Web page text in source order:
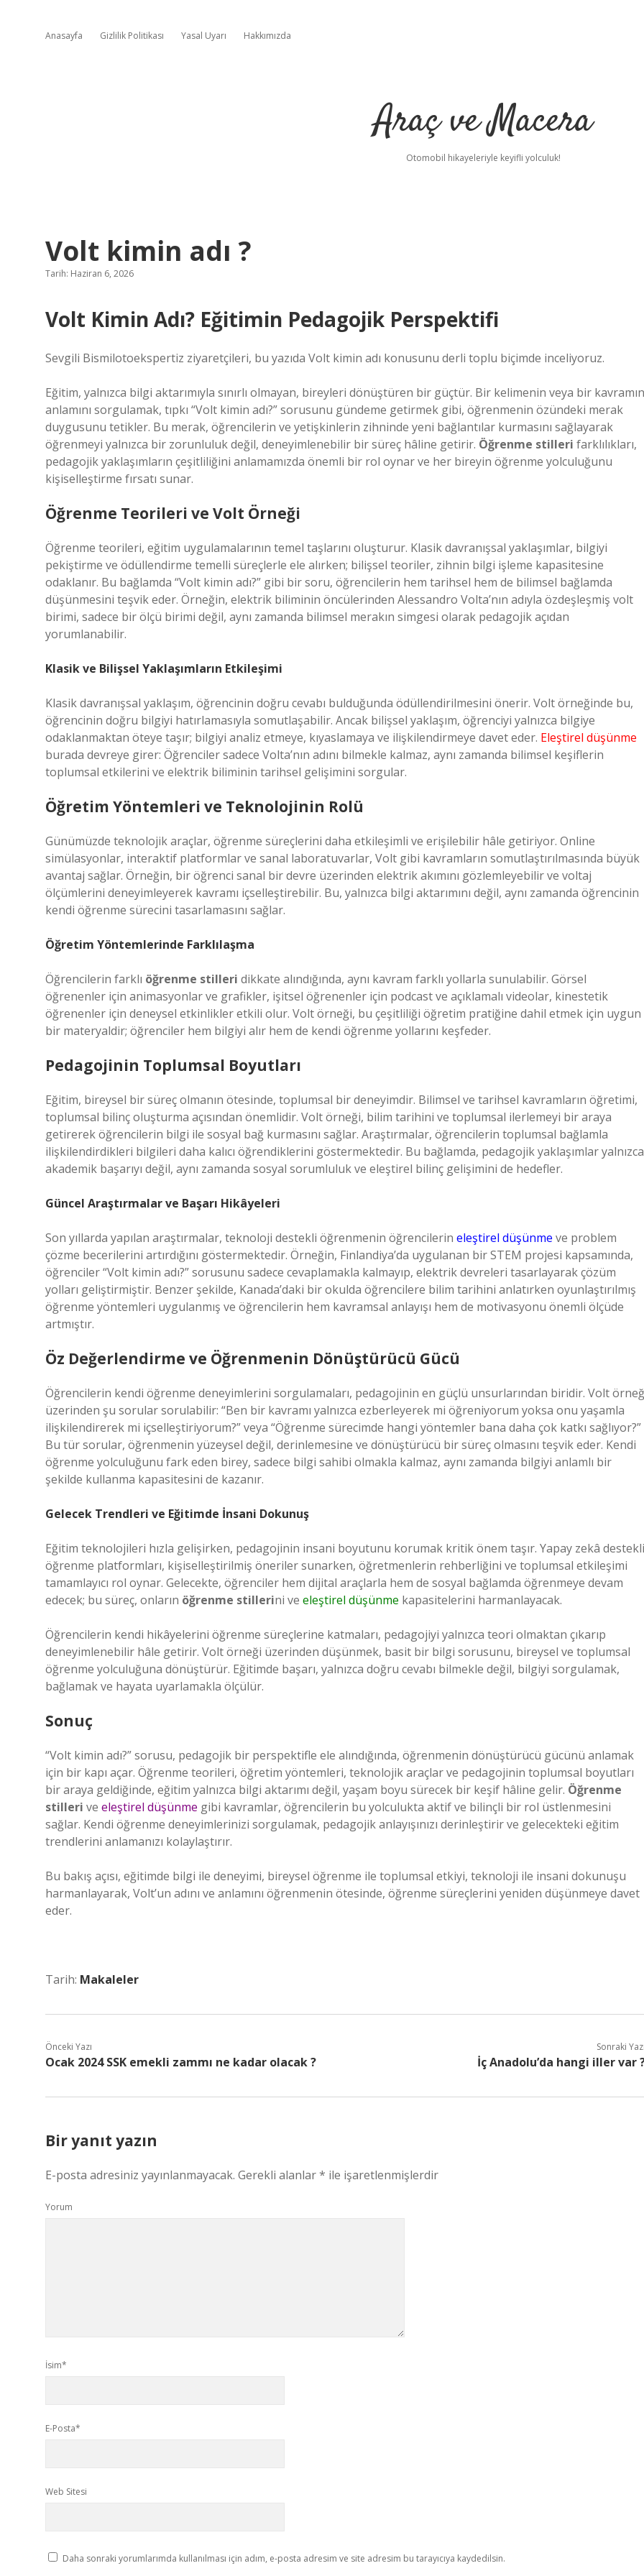
Anasayfa Gizlilik Politikası Yasal Uyarı Hakkımızda
Araç ve Macera
Otomobil hikayeleriyle keyifli yolculuk!
Volt kimin adı ?
Tarih: Haziran 6, 2026
Volt Kimin Adı? Eğitimin Pedagojik Perspektifi
Sevgili Bismilotoekspertiz ziyaretçileri, bu yazıda Volt kimin adı konusunu derli toplu biçimde inceliyoruz.
Eğitim, yalnızca bilgi aktarımıyla sınırlı olmayan, bireyleri dönüştüren bir güçtür. Bir kelimenin veya bir kavramın
anlamını sorgulamak, tıpkı “Volt kimin adı?” sorusunu gündeme getirmek gibi, öğrenmenin özündeki merak
duygusunu tetikler. Bu merak, öğrencilerin ve yetişkinlerin zihninde yeni bağlantılar kurmasını sağlayarak
öğrenmeyi yalnızca bir zorunluluk değil, deneyimlenebilir bir süreç hâline getirir. Öğrenme stilleri farklılıkları,
pedagojik yaklaşımların çeşitliliğini anlamamızda önemli bir rol oynar ve her bireyin öğrenme yolculuğunu
kişiselleştirme fırsatı sunar.
Öğrenme Teorileri ve Volt Örneği
Öğrenme teorileri, eğitim uygulamalarının temel taşlarını oluşturur. Klasik davranışsal yaklaşımlar, bilgiyi
pekiştirme ve ödüllendirme temelli süreçlerle ele alırken; bilişsel teoriler, zihnin bilgi işleme kapasitesine
odaklanır. Bu bağlamda “Volt kimin adı?” gibi bir soru, öğrencilerin hem tarihsel hem de bilimsel bağlamda
düşünmesini teşvik eder. Örneğin, elektrik biliminin öncülerinden Alessandro Volta’nın adıyla özdeşleşmiş volt
birimi, sadece bir ölçü birimi değil, aynı zamanda bilimsel merakın simgesi olarak pedagojik açıdan
yorumlanabilir.
Klasik ve Bilişsel Yaklaşımların Etkileşimi
Klasik davranışsal yaklaşım, öğrencinin doğru cevabı bulduğunda ödüllendirilmesini önerir. Volt örneğinde bu,
öğrencinin doğru bilgiyi hatırlamasıyla somutlaşabilir. Ancak bilişsel yaklaşım, öğrenciyi yalnızca bilgiye
odaklanmaktan öteye taşır; bilgiyi analiz etmeye, kıyaslamaya ve ilişkilendirmeye davet eder. Eleştirel düşünme
burada devreye girer: Öğrenciler sadece Volta’nın adını bilmekle kalmaz, aynı zamanda bilimsel keşiflerin
toplumsal etkilerini ve elektrik biliminin tarihsel gelişimini sorgular.
Öğretim Yöntemleri ve Teknolojinin Rolü
Günümüzde teknolojik araçlar, öğrenme süreçlerini daha etkileşimli ve erişilebilir hâle getiriyor. Online
simülasyonlar, interaktif platformlar ve sanal laboratuvarlar, Volt gibi kavramların somutlaştırılmasında büyük
avantaj sağlar. Örneğin, bir öğrenci sanal bir devre üzerinden elektrik akımını gözlemleyebilir ve voltaj
ölçümlerini deneyimleyerek kavramı içselleştirebilir. Bu, yalnızca bilgi aktarımını değil, aynı zamanda öğrencinin
kendi öğrenme sürecini tasarlamasını sağlar.
Öğretim Yöntemlerinde Farklılaşma
Öğrencilerin farklı öğrenme stilleri dikkate alındığında, aynı kavram farklı yollarla sunulabilir. Görsel
öğrenenler için animasyonlar ve grafikler, işitsel öğrenenler için podcast ve açıklamalı videolar, kinestetik
öğrenenler için deneysel etkinlikler etkili olur. Volt örneği, bu çeşitliliği öğretim pratiğine dahil etmek için uygun
bir materyaldir; öğrenciler hem bilgiyi alır hem de kendi öğrenme yollarını keşfeder.
Pedagojinin Toplumsal Boyutları
Eğitim, bireysel bir süreç olmanın ötesinde, toplumsal bir deneyimdir. Bilimsel ve tarihsel kavramların öğretimi,
toplumsal bilinç oluşturma açısından önemlidir. Volt örneği, bilim tarihini ve toplumsal ilerlemeyi bir araya
getirerek öğrencilerin bilgi ile sosyal bağ kurmasını sağlar. Araştırmalar, öğrencilerin toplumsal bağlamla
ilişkilendirdikleri bilgileri daha kalıcı öğrendiklerini göstermektedir. Bu bağlamda, pedagojik yaklaşımlar yalnızca
akademik başarıyı değil, aynı zamanda sosyal sorumluluk ve eleştirel bilinç gelişimini de hedefler.
Güncel Araştırmalar ve Başarı Hikâyeleri
Son yıllarda yapılan araştırmalar, teknoloji destekli öğrenmenin öğrencilerin eleştirel düşünme ve problem
çözme becerilerini artırdığını göstermektedir. Örneğin, Finlandiya’da uygulanan bir STEM projesi kapsamında,
öğrenciler “Volt kimin adı?” sorusunu sadece cevaplamakla kalmayıp, elektrik devreleri tasarlayarak çözüm
yolları geliştirmiştir. Benzer şekilde, Kanada’daki bir okulda öğrencilere bilim tarihini anlatırken oyunlaştırılmış
öğrenme yöntemleri uygulanmış ve öğrencilerin hem kavramsal anlayışı hem de motivasyonu önemli ölçüde
artmıştır.
Öz Değerlendirme ve Öğrenmenin Dönüştürücü Gücü
Öğrencilerin kendi öğrenme deneyimlerini sorgulamaları, pedagojinin en güçlü unsurlarından biridir. Volt
üzerinden şu sorular sorulabilir: “Ben bir kavramı yalnızca ezberleyerek mi öğreniyorum yoksa onu yaşamla
ilişkilendirerek mi içselleştiriyorum?” veya “Öğrenme sürecimde hangi yöntemler bana daha çok katkı sağlıyor?”
Bu tür sorular, öğrenmenin yüzeysel değil, derinlemesine ve dönüştürücü bir süreç olmasını teşvik eder. Kendi
öğrenme yolculuğunu fark eden birey, sadece bilgi sahibi olmakla kalmaz, aynı zamanda bilgiyi anlamlı bir
şekilde kullanma kapasitesini de kazanır.
Gelecek Trendleri ve Eğitimde İnsani Dokunuş
Eğitim teknolojileri hızla gelişirken, pedagojinin insani boyutunu korumak kritik önem taşır. Yapay zekâ destekli
öğrenme platformları, kişiselleştirilmiş öneriler sunarken, öğretmenlerin rehberliğini ve toplumsal etkileşimi
tamamlayıcı rol oynar. Gelecekte, öğrenciler hem dijital araçlarla hem de sosyal bağlamda öğrenmeye devam
edecek; bu süreç, onların öğrenme stillerini ve eleştirel düşünme kapasitelerini harmanlayacak.
Öğrencilerin kendi hikâyelerini öğrenme süreçlerine katmaları, pedagojiyi yalnızca teori olmaktan çıkarıp
deneyimlenebilir hâle getirir. Volt örneği üzerinden düşünmek, basit bir bilgi sorusunu, bireysel ve toplumsal
öğrenme yolculuğuna dönüştürür. Eğitimde başarı, yalnızca doğru cevabı bilmekle değil, bilgiyi sorgulamak,
bağlamak ve hayata uyarlamakla ölçülür.
Sonuç
“Volt kimin adı?” sorusu, pedagojik bir perspektifle ele alındığında, öğrenmenin dönüştürücü gücünü anlamak
için bir kapı açar. Öğrenme teorileri, öğretim yöntemleri, teknolojik araçlar ve pedagojinin toplumsal boyutları
bir araya geldiğinde, eğitim yalnızca bilgi aktarımı değil, yaşam boyu sürecek bir keşif hâline gelir. Öğrenme
stilleri ve eleştirel düşünme gibi kavramlar, öğrencilerin bu yolculukta aktif ve bilinçli bir rol üstlenmesini
sağlar. Kendi öğrenme deneyimlerinizi sorgulamak, pedagojik anlayışınızı derinleştirir ve gelecekteki eğitim
trendlerini anlamanızı kolaylaştırır.
Bu bakış açısı, eğitimde bilgi ile deneyimi, bireysel öğrenme ile toplumsal etkiyi, teknoloji ile insani dokunuşu
harmanlayarak, Volt’un adını ve anlamını öğrenmenin ötesinde, öğrenme süreçlerini yeniden düşünmeye davet
eder.
Tarih: Makaleler
Önceki Yazı
Ocak 2024 SSK emekli zammı ne kadar olacak ?
Sonraki
İç Anadolu’da hangi iller var
Bir yanıt yazın
E-posta adresiniz yayınlanmayacak. Gerekli alanlar* ile işaretlenmişlerdir
Yorum
İsim*
E-Posta*
Web Sitesi
Daha sonraki yorumlarımda kullanılması için adım, e-posta adresim ve site adresim bu tarayıcıya kaydedilsin.